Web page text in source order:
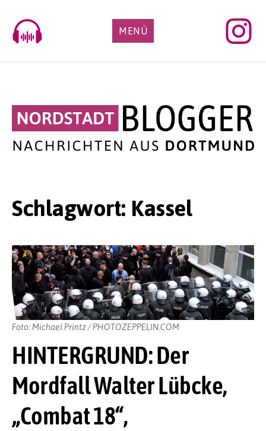
content
MENÜ
Schlagwort: Kassel
HINTERGRUND: Der
Mordfall Walter Lübcke,
„Combat 18“,
Foto: Michael Printz / PHOTOZEPPELIN.COM